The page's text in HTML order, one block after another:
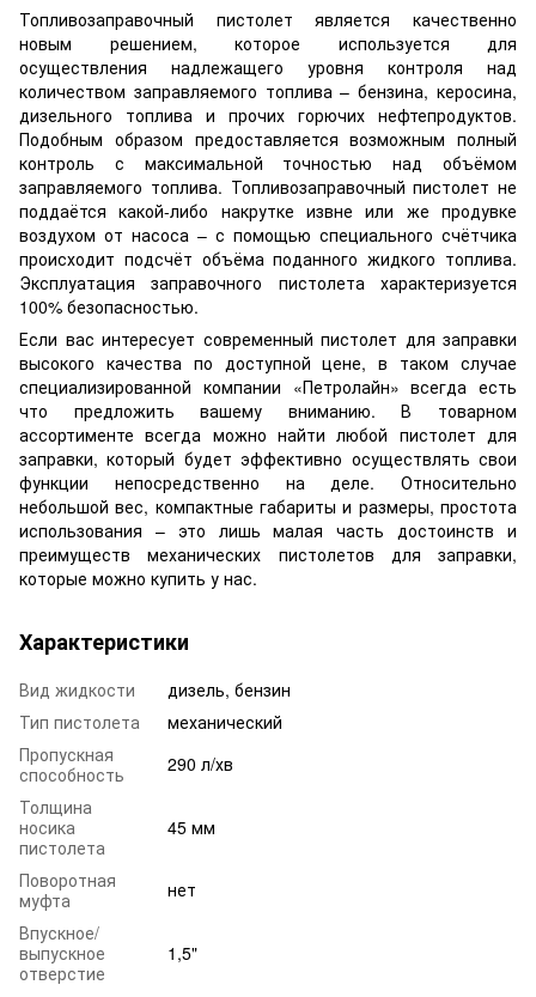
Топливозаправочный пистолет является качественно
новым решением, которое используется для
осуществления надлежащего уровня контроля над
количеством заправляемого топлива – бензина, керосина,
дизельного топлива и прочих горючих нефтепродуктов.
Подобным образом предоставляется возможным полный
контроль с максимальной точностью над объёмом
заправляемого топлива. Топливозаправочный пистолет не
поддаётся какой-либо накрутке извне или же продувке
воздухом от насоса – с помощью специального счётчика
происходит подсчёт объёма поданного жидкого топлива.
Эксплуатация заправочного пистолета характеризуется
100% безопасностью.
Если вас интересует современный пистолет для заправки
высокого качества по доступной цене, в таком случае
специализированной компании «Петролайн» всегда есть
что предложить вашему вниманию. В товарном
ассортименте всегда можно найти любой пистолет для
заправки, который будет эффективно осуществлять свои
функции непосредственно на деле. Относительно
небольшой вес, компактные габариты и размеры, простота
использования – это лишь малая часть достоинств и
преимуществ механических пистолетов для заправки,
которые можно купить у нас.
Характеристики
Вид жидкости
дизель, бензин
Тип пистолета
механический
Пропускная
способность
290 л/хв
Толщина
носика
пистолета
45 мм
Поворотная
муфта
нет
Впускное/
выпускное
отверстие
1,5"